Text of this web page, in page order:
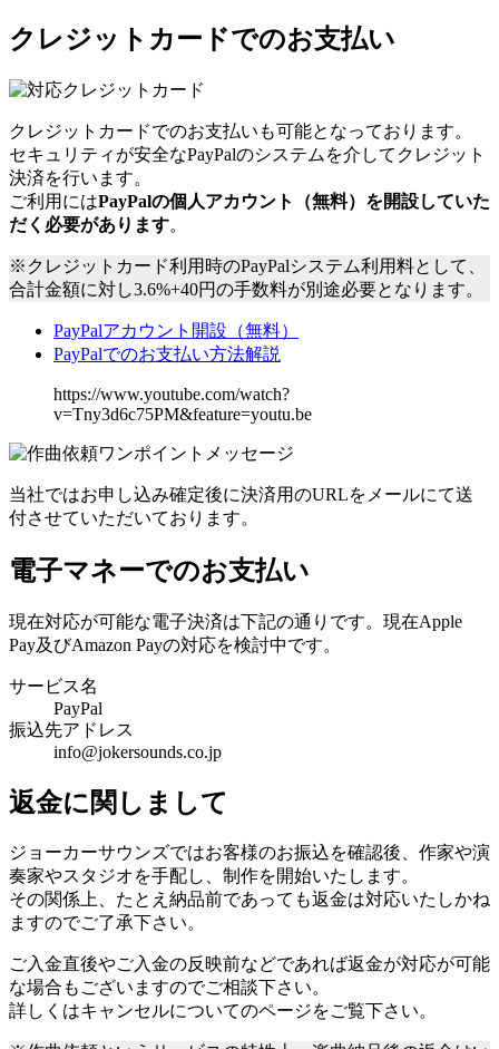
クレジットカードでのお支払い
クレジットカードでのお支払いも可能となっております。
セキュリティが安全なPayPalのシステムを介してクレジット
決済を行います。
ご利用にはPayPalの個人アカウント（無料）を開設していた
だく必要があります。
※クレジットカード利用時のPayPalシステム利用料として、
合計金額に対し3.6%+40円の手数料が別途必要となります。
PayPalアカウント開設（無料）
PayPalでのお支払い方法解説
https://www.youtube.com/watch?
v=Tny3d6c75PM&feature=youtu.be
当社ではお申し込み確定後に決済用のURLをメールにて送
付させていただいております。
電子マネーでのお支払い
現在対応が可能な電子決済は下記の通りです。現在Apple
Pay及びAmazon Payの対応を検討中です。
サービス名
PayPal
振込先アドレス
info@jokersounds.co.jp
返金に関しまして
ジョーカーサウンズではお客様のお振込を確認後、作家や演
奏家やスタジオを手配し、制作を開始いたします。
その関係上、たとえ納品前であっても返金は対応いたしかね
ますのでご了承下さい。
ご入金直後やご入金の反映前などであれば返金が対応が可能
な場合もございますのでご相談下さい。
詳しくはキャンセルについてのページをご覧下さい。